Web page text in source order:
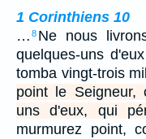
1 Corinthiens 10
… 8 Ne nous
quelques-uns
tomba vingt-trois
point le Seigneur,
uns d'eux, qui
murmurez point,